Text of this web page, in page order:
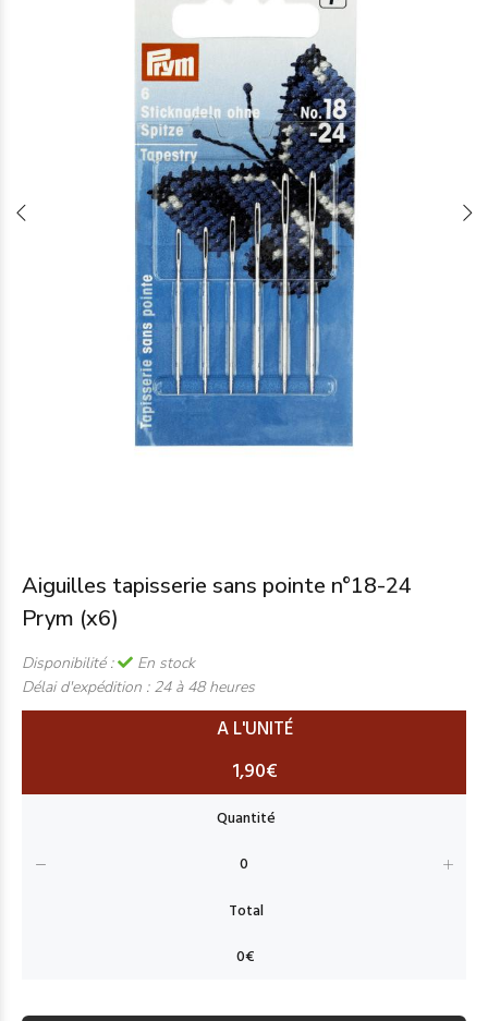
Aiguilles tapisserie sans pointe n°18-24
Prym (x6)
Disponibilité :
En stock
Délai d'expédition : 24 à 48 heures
A L'UNITÉ
1,90€